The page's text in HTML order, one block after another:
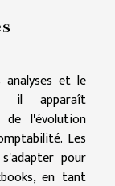
et le
il apparaît
de l'évolution
Les
pour
en tant